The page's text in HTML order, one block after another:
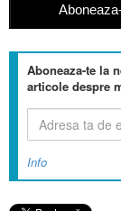
Aboneaza-te la
articole despre
Info